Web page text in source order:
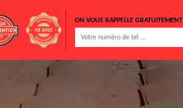
ON VOUS RAPPELLE GRATUITEMENT